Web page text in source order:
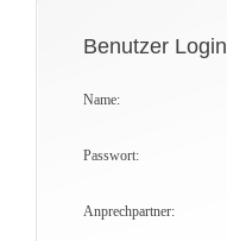
Benutzer Login
Name:
Passwort:
Anprechpartner: